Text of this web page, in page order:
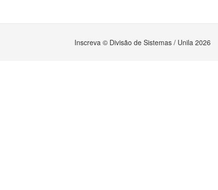
Inscreva © Divisão de Sistemas / Unila 2026